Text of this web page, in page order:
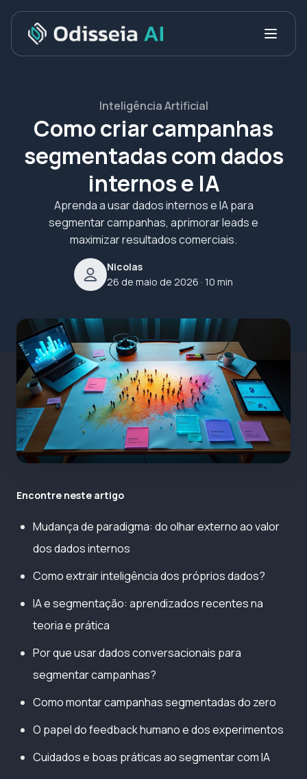
Inteligência Artificial
Como criar campanhas
segmentadas com dados
internos e IA
Aprenda a usar dados internos e IA para
segmentar campanhas, aprimorar leads e
maximizar resultados comerciais.
Nicolas
26 de maio de 2026 · 10 min
Encontre neste artigo
Mudança de paradigma: do olhar externo ao valor
dos dados internos
Como extrair inteligência dos próprios dados?
IA e segmentação: aprendizados recentes na
teoria e prática
Por que usar dados conversacionais para
segmentar campanhas?
Como montar campanhas segmentadas do zero
O papel do feedback humano e dos experimentos
Cuidados e boas práticas ao segmentar com IA